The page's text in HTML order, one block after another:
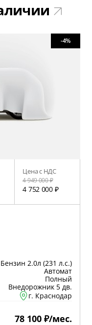
-4%
Цена с НДС
4 949 000 ₽
4 752 000 ₽
Бензин 2.0л (231 л.с.)
Автомат
Полный
Внедорожник 5 дв.
г. Краснодар
78 100 ₽/мес.